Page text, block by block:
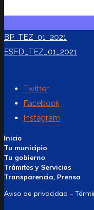
BP_TEZ_01_2021
ESFD_TEZ_01_2021
Twitter
Facebook
Instagram
Inicio
Tu municipio
Tu gobierno
Trámites y Servicios
Transparencia, Prensa
Aviso de privacidad –